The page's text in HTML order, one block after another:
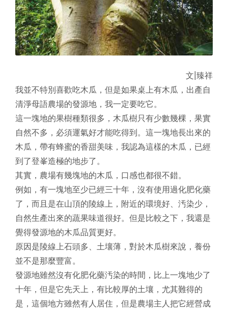
文|臻祥
我並不特別喜歡吃木瓜，但是如果桌上有木瓜，出產自
清淨母語農場的發源地，我一定要吃它。
這一塊地的果樹種類很多，木瓜樹只有少數幾棵，果實
自然不多，必須運氣好才能吃得到。這一塊地長出來的
木瓜，帶有蜂蜜的香甜美味，我認為這樣的木瓜，已經
到了登峯造極的地步了。
其實，農場有幾塊地的木瓜，口感也都很不錯。
例如，有一塊地至少已經三十年，沒有使用過化肥化藥
了，而且是在山頂的陵線上，附近的環境好、汚染少，
自然生產出來的蔬果味道很好。但是比較之下，我還是
覺得發源地的木瓜品質更好。
原因是陵線上石頭多、土壤薄，對於木瓜樹來說，養份
並不是那麼豐富。
發源地雖然沒有化肥化藥汚染的時間，比上一塊地少了
十年，但是它先天上，有比較厚的土壤，尤其難得的
是，這個地方雖然有人居住，但是農場主人把它經營成